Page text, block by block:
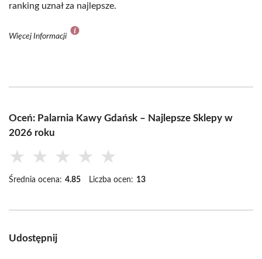
ranking uznał za najlepsze.
Więcej Informacji
Oceń: Palarnia Kawy Gdańsk – Najlepsze Sklepy w
2026 roku
★ ★ ★ ★ ★
Średnia ocena: 4.85 Liczba ocen: 13
Udostępnij